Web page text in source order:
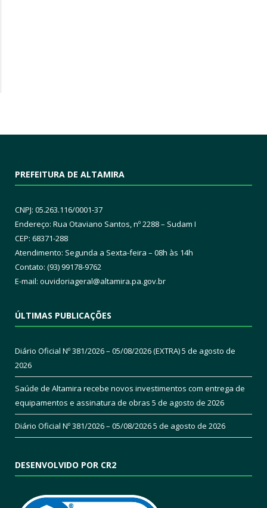
PREFEITURA DE ALTAMIRA
CNPJ: 05.263.116/0001-37
Endereço: Rua Otaviano Santos, nº 2288 – Sudam I
CEP: 68371-288
Atendimento: Segunda a Sexta-feira – 08h às 14h
Contato: (93) 99178-9762
E-mail: ouvidoriageral@altamira.pa.gov.br
ÚLTIMAS PUBLICAÇÕES
Diário Oficial Nº 381/2026 – 05/08/2026 (EXTRA)5 de agosto de
2026
Saúde de Altamira recebe novos investimentos com entrega de
equipamentos e assinatura de obras 5 de agosto de 2026
Diário Oficial Nº 381/2026 – 05/08/20265 de agosto de 2026
DESENVOLVIDO POR CR2